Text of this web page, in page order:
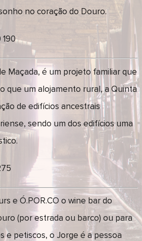
no coração do Douro.
Maçada, é um projeto familiar que
que um alojamento rural, a Quinta
de edifícios ancestrais
sendo um dos edifícios uma
e Ó.POR.CO o wine bar do
(por estrada ou barco) ou para
e petiscos, o Jorge é a pessoa